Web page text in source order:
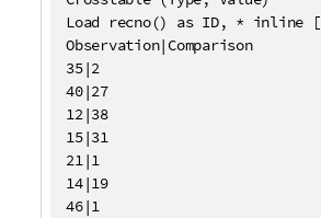
Load recno() as ID, * inline [
Observation|Comparison
35|2
40|27
12|38
15|31
21|1
14|19
46|1